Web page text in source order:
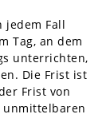
jedem Fall
Tag, an dem
unterrichten,
Die Frist ist
Frist von
unmittelbaren